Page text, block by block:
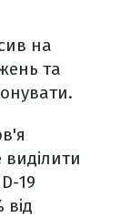
на
та
19
від